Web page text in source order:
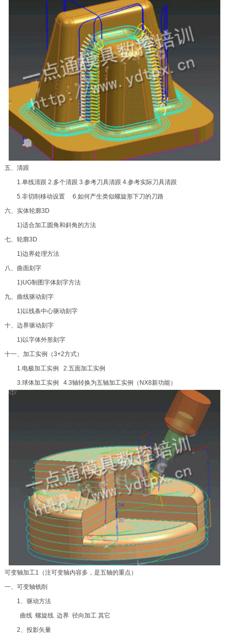
五、清跟
1.单线清跟 2.多个清跟 3.参考刀具清跟 4.参考实际刀具清跟
5.非切削移动设置 6.如何产生类似螺旋形下刀的刀路
六、实体轮廓3D
1)适合加工圆角和斜角的方法
七、轮廓3D
1)边界处理方法
八、曲面刻字
1)UG制图字体刻字方法
九、曲线驱动刻字
1)以线条中心驱动刻字
十、边界驱动刻字
1)以字体外形刻字
十一、加工实例（3+2方式）
1.电极加工实例 2.五面加工实例
3.球体加工实例 4.3轴转换为五轴加工实例（NX8新功能）
可变轴加工1（注可变轴内容多，是五轴的重点）
一、可变轴铣削
1、驱动方法
曲线 螺旋线 边界 径向加工 其它
2、投影矢量